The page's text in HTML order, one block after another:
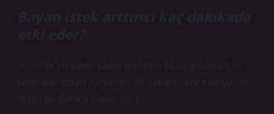
Bayan istek arttırıcı kaç dakikada
etki eder?
10 ml’lik şişedeki kadın damlası 10 uygulama için
yeterlidir. Etkisi içildikten 30 dakika sonra başlar ve
etkisi 60 dakika kadar sürer.